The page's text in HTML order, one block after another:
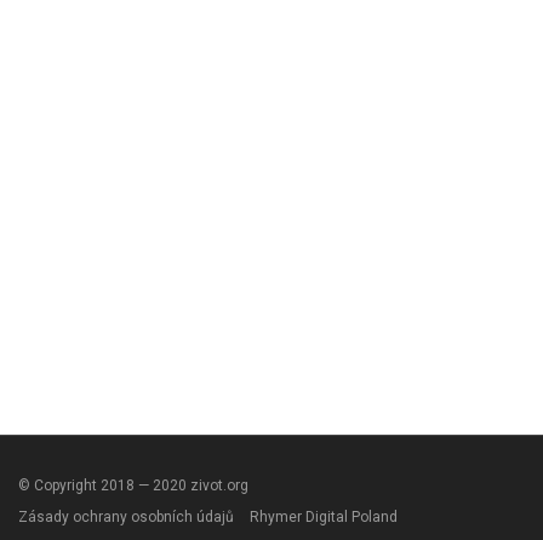
© Copyright 2018 — 2020 zivot.org
Zásady ochrany osobních údajů
Rhymer Digital Poland